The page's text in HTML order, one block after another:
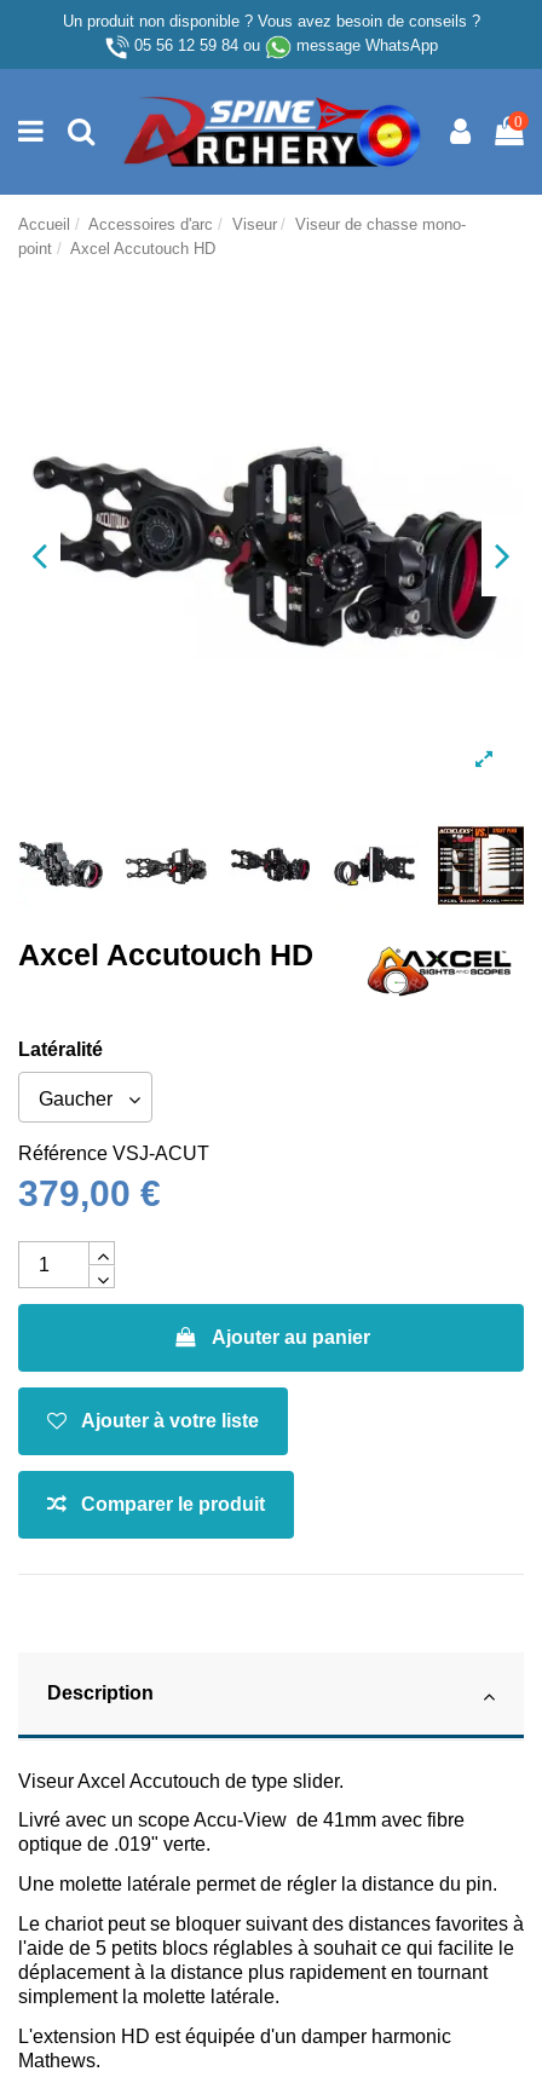
Un produit non disponible ? Vous avez besoin de conseils ?
05 56 12 59 84ou message WhatsApp
0
Accueil Accessoires d'arc Viseur
Viseur de chasse mono-
point
Axcel Accutouch HD
Axcel Accutouch HD
Latéralité
Référence VSJ-ACUT
379,00 €
Ajouter au panier
Description
Viseur Axcel Accutouch de type slider.
Livré avec un scope Accu-View de 41mm avec fibre
optique de .019" verte.
Une molette latérale permet de régler la distance du pin.
Le chariot peut se bloquer suivant des distances favorites à
l'aide de 5 petits blocs réglables à souhait ce qui facilite le
déplacement à la distance plus rapidement en tournant
simplement la molette latérale.
L'extension HD est équipée d'un damper harmonic
Mathews.